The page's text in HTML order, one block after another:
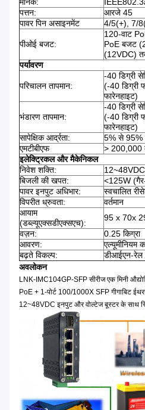
मानक:
पत्तन:
आरजे 45
पावर पिन असाइनमेंट
4/5(+), 7/
पीओई बजट:
120-वाट
PoE बजट
(12VDC)
पर्यावरण
परिचालन तापमान:
-40 डिग्री
(-40 डिग्री
फारेनहाइट)
भंडारण तापमान:
-40 डिग्री
(-40 डिग्री
फारेनहाइट)
सापेक्षिक आर्द्रता:
5% से 95%
एमटीबीएफ
> 200,000
इलेक्ट्रिकल और मैकेनिकल
निवेश शक्ति:
12~48VDC
बिजली की खपत:
<125W
पावर इनपुट अधिभार:
स्वचालित
विपरीत ध्रुवता:
वर्तमान
आयाम
(डब्ल्यूएक्सडीएक्सएच):
95 x 70x
वज़न:
0.25 किग्रा
आवरण:
एल्यूमीनियम
बढ़ते विकल्प:
डीआईएन-रेल
अवलोकन
LNK-IMC104GP-SFP सीरीज एक मिनी
PoE + 1-पोर्ट 100/1000X SFP गीगाबिट
12~48VDC इनपुट और वोल्टेज बूस्टर के साथ